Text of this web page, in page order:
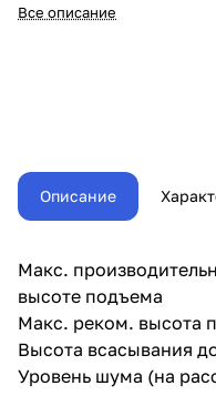
Все описание
Описание
Макс.
высоте подъема
Макс. реком. высота
Высота всасывания
Уровень шума (на